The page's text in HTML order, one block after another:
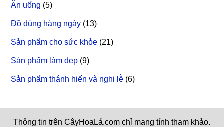
Ăn uống (5)
Đồ dùng hàng ngày (13)
Sản phẩm cho sức khỏe (21)
Sản phẩm làm đẹp (9)
Sản phẩm thánh hiến và nghi lễ (6)
Thông tin trên CâyHoaLá.com chỉ mang tính tham khảo.